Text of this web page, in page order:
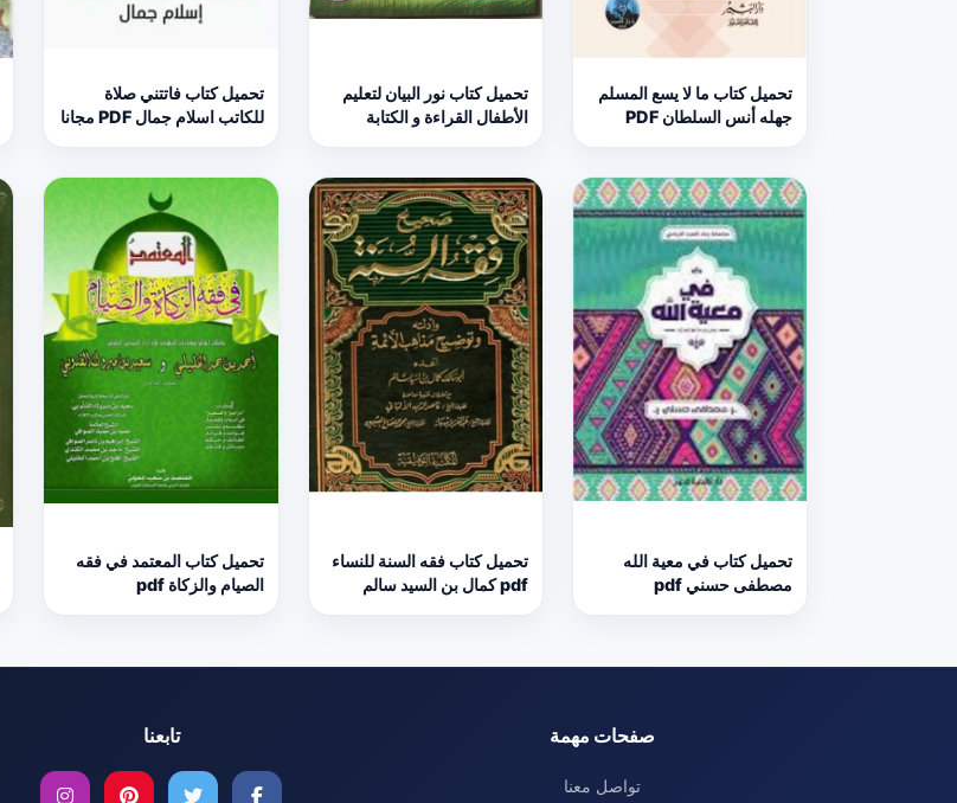
تحميل كتاب ما لا يسع المسلم
جهله أنس السلطان PDF
تحميل كتاب نور البيان لتعليم
الأطفال القراءة و الكتابة
تحميل كتاب فاتتني صلاة
للكاتب اسلام جمال PDF مجانا
تحميل كتاب في معية الله
مصطفى حسني pdf
تحميل كتاب فقه السنة للنساء
pdf كمال بن السيد سالم
تحميل كتاب المعتمد في فقه
الصيام والزكاة pdf
صفحات مهمة
تواصل معنا
تابعنا